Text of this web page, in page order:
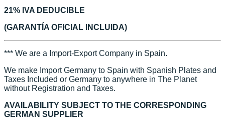
21% IVA DEDUCIBLE
(GARANTÍA OFICIAL INCLUIDA)
*** We are a Import-Export Company in Spain.
We make Import Germany to Spain with Spanish Plates and
Taxes Included or Germany to anywhere in The Planet
without Registration and Taxes.
AVAILABILITY SUBJECT TO THE CORRESPONDING
GERMAN SUPPLIER